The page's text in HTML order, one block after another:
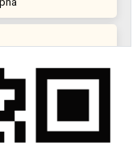
nghệ tương lai
nước và quốc tế
Cà phê và sản